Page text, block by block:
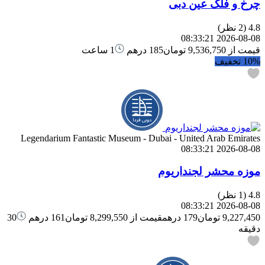
چرخ و فلک عین دبی
4.8 (2 نظر)
2026-08-08 08:33:21
قیمت از
185 درهم
1 ساعت
10% تخفیف
Legendarium Fantastic Museum - Dubai - United Arab Emirates
2026-08-08 08:33:21
موزه محشر لجنداریوم
4.8 (1 نظر)
2026-08-08 08:33:21
9,227,450 تومان
179 درهم قیمت از 161 درهم
30
دقیقه